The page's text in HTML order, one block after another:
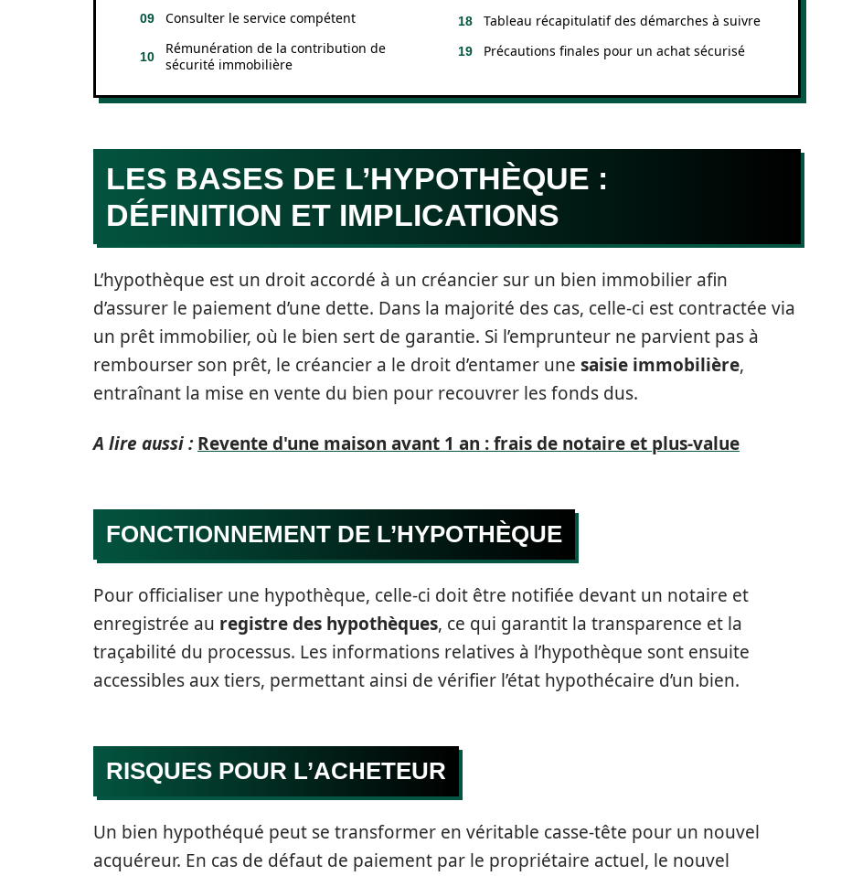
Consulter le service compétent
Rémunération de la contribution de
sécurité immobilière
Tableau récapitulatif des démarches à suivre
Précautions finales pour un achat sécurisé
LES BASES DE L’HYPOTHÈQUE :
DÉFINITION ET IMPLICATIONS
L’hypothèque est un droit accordé à un créancier sur un bien immobilier afin
d’assurer le paiement d’une dette. Dans la majorité des cas, celle-ci est contractée via
un prêt immobilier, où le bien sert de garantie. Si l’emprunteur ne parvient pas à
rembourser son prêt, le créancier a le droit d’entamer une saisie immobilière,
entraînant la mise en vente du bien pour recouvrer les fonds dus.
A lire aussi : Revente d'une maison avant 1 an : frais de notaire et plus-value
FONCTIONNEMENT DE L’HYPOTHÈQUE
Pour officialiser une hypothèque, celle-ci doit être notifiée devant un notaire et
enregistrée au registre des hypothèques, ce qui garantit la transparence et la
traçabilité du processus. Les informations relatives à l’hypothèque sont ensuite
accessibles aux tiers, permettant ainsi de vérifier l’état hypothécaire d’un bien.
RISQUES POUR L’ACHETEUR
Un bien hypothéqué peut se transformer en véritable casse-tête pour un nouvel
acquéreur. En cas de défaut de paiement par le propriétaire actuel, le nouvel